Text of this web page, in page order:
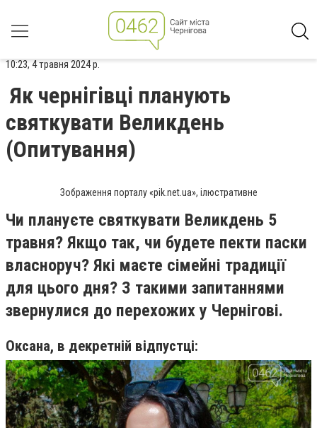
10:23, 4 травня 2024 р.
Як чернігівці планують
святкувати Великдень
(Опитування)
Зображення порталу «pik.net.ua», ілюстративне
Чи плануєте святкувати Великдень 5
травня? Якщо так, чи будете пекти паски
власноруч? Які маєте сімейні традиції
для цього дня? З такими запитаннями
звернулися до перехожих у Чернігові.
Оксана, в декретній відпустці: